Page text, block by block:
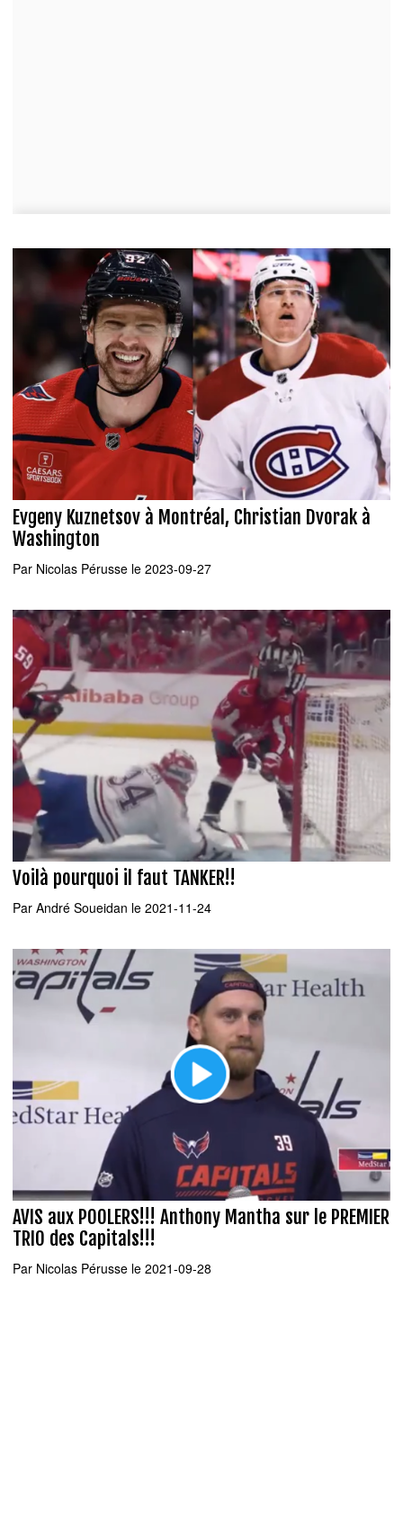
Evgeny Kuznetsov à Montréal, Christian Dvorak à
Washington
Par Nicolas Pérusse le 2023-09-27
Voilà pourquoi il faut TANKER!!
Par André Soueidan le 2021-11-24
AVIS aux POOLERS!!! Anthony Mantha sur le PREMIER
TRIO des Capitals!!!
Par Nicolas Pérusse le 2021-09-28